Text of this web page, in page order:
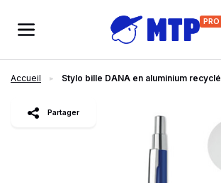
PRO
Accueil Stylo bille DANA en aluminium recyclé
Partager
slide1